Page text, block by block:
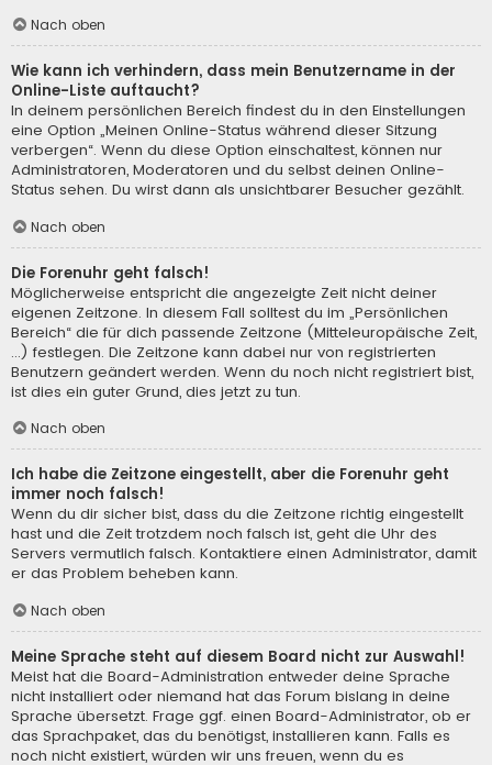
Nach oben
Wie kann ich verhindern, dass mein Benutzername in der
Online-Liste auftaucht?
In deinem persönlichen Bereich findest du in den Einstellungen
eine Option „Meinen Online-Status während dieser Sitzung
verbergen“. Wenn du diese Option einschaltest, können nur
Administratoren, Moderatoren und du selbst deinen Online-
Status sehen. Du wirst dann als unsichtbarer Besucher gezählt.
Nach oben
Die Forenuhr geht falsch!
Möglicherweise entspricht die angezeigte Zeit nicht deiner
eigenen Zeitzone. In diesem Fall solltest du im „Persönlichen
Bereich“ die für dich passende Zeitzone (Mitteleuropäische Zeit,
...) festlegen. Die Zeitzone kann dabei nur von registrierten
Benutzern geändert werden. Wenn du noch nicht registriert bist,
ist dies ein guter Grund, dies jetzt zu tun.
Nach oben
Ich habe die Zeitzone eingestellt, aber die Forenuhr geht
immer noch falsch!
Wenn du dir sicher bist, dass du die Zeitzone richtig eingestellt
hast und die Zeit trotzdem noch falsch ist, geht die Uhr des
Servers vermutlich falsch. Kontaktiere einen Administrator, damit
er das Problem beheben kann.
Nach oben
Meine Sprache steht auf diesem Board nicht zur Auswahl!
Meist hat die Board-Administration entweder deine Sprache
nicht installiert oder niemand hat das Forum bislang in deine
Sprache übersetzt. Frage ggf. einen Board-Administrator, ob er
das Sprachpaket, das du benötigst, installieren kann. Falls es
noch nicht existiert, würden wir uns freuen, wenn du es